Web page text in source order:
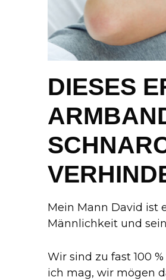
DIESES
Mein Mann David ist
Männlichkeit und
Wir sind zu fast 100
ich mag, wir mögen